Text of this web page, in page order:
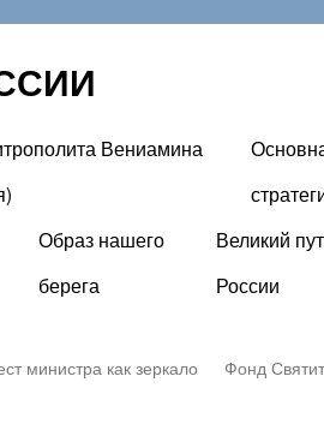
Вениамина
Образ нашего
берега
Великий
России
министра как зеркало
Фонд